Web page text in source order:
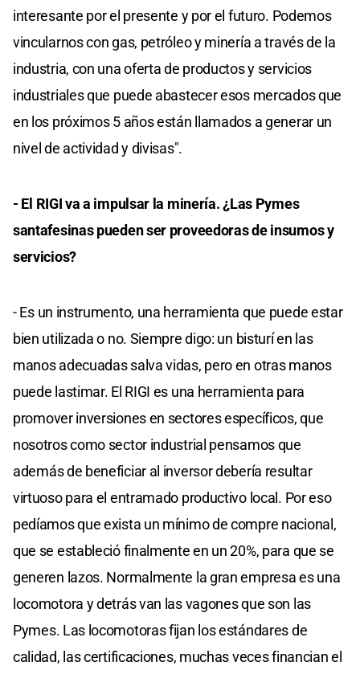
interesante por el presente y por el futuro. Podemos
vincularnos con gas, petróleo y minería a través de la
industria, con una oferta de productos y servicios
industriales que puede abastecer esos mercados que
en los próximos 5 años están llamados a generar un
nivel de actividad y divisas".
- El RIGI va a impulsar la minería. ¿Las Pymes
santafesinas pueden ser proveedoras de insumos y
servicios?
- Es un instrumento, una herramienta que puede estar
bien utilizada o no. Siempre digo: un bisturí en las
manos adecuadas salva vidas, pero en otras manos
puede lastimar. El RIGI es una herramienta para
promover inversiones en sectores específicos, que
nosotros como sector industrial pensamos que
además de beneficiar al inversor debería resultar
virtuoso para el entramado productivo local. Por eso
pedíamos que exista un mínimo de compre nacional,
que se estableció finalmente en un 20%, para que se
generen lazos. Normalmente la gran empresa es una
locomotora y detrás van las vagones que son las
Pymes. Las locomotoras fijan los estándares de
calidad, las certificaciones, muchas veces financian el